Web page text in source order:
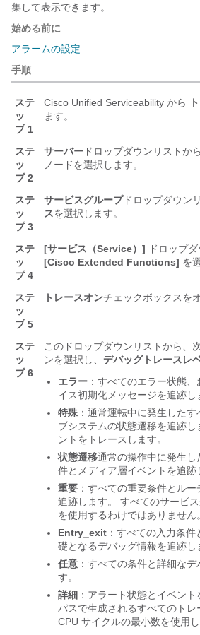
集して表示できます。
始める前に
アラームの設定
手順
ステ
ッ
プ 1
Cisco Unified Serviceability から
ます。
ステ
ッ
プ 2
サーバー ドロップダウンリストか
ノードを選択します。
ステ
ッ
プ 3
サービスグループドロップダウン
スを選択します。
ステ
ッ
プ 4
[サービス（Service）] ドロップ
[Cisco Extended Functions] を
ステ
ッ
プ 5
トレースオンチェックボックスを
ステ
ッ
プ 6
このドロップダウンリストから、
ンを選択し、 デバッグトレースレ
エラー ：すべてのエラー状態
イス初期化メッセージを追跡し
特殊 ：通常運転中に発生した
ブシステムの状態遷移を追跡
ントをトレースします。
状態遷移通常の操作中に発生
件とメディア層イベントを追跡
重要 ：すべての重要条件とル
追跡します。 すべてのサービ
を使用するわけではありません。
Entry_exit ：すべての入力条
礎となるデバッグ情報を追跡し
任意 ：すべての条件と詳細な
す。
詳細 ：アラート状態とイベン
パスで生成されるすべてのトレ
CPU サイクルの最小数を使用し